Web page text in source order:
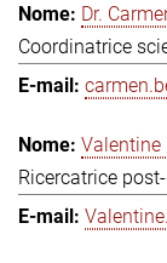
Dr.
Coordinatrice
Valentine
Ricercatrice